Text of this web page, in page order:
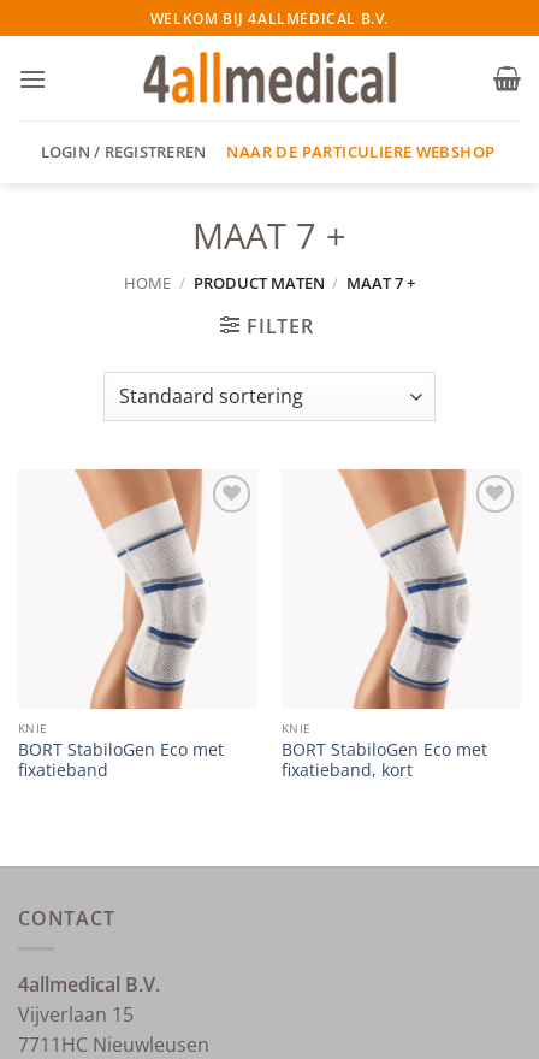
naar
inhoud
WELKOM BIJ 4ALLMEDICAL B.V.
LOGIN / REGISTREREN NAAR DE PARTICULIERE WEBSHOP
MAAT 7 +
HOME / PRODUCT MATEN / MAAT 7 +
FILTER
Add to
wishlist
KNIE
BORT StabiloGen Eco met
fixatieband
Add to
wishlist
KNIE
BORT StabiloGen Eco met
fixatieband, kort
CONTACT
4allmedical B.V.
Vijverlaan 15
7711HC Nieuwleusen